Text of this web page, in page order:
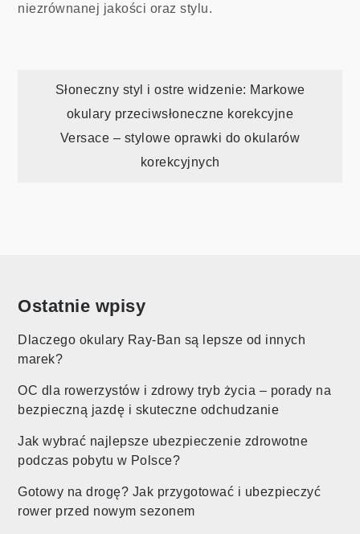
niezrównanej jakości oraz stylu.
Nawigacja
wpisu
Słoneczny styl i ostre widzenie: Markowe
okulary przeciwsłoneczne korekcyjne
Versace – stylowe oprawki do okularów
korekcyjnych
Ostatnie wpisy
Dlaczego okulary Ray-Ban są lepsze od innych
marek?
OC dla rowerzystów i zdrowy tryb życia – porady na
bezpieczną jazdę i skuteczne odchudzanie
Jak wybrać najlepsze ubezpieczenie zdrowotne
podczas pobytu w Polsce?
Gotowy na drogę? Jak przygotować i ubezpieczyć
rower przed nowym sezonem